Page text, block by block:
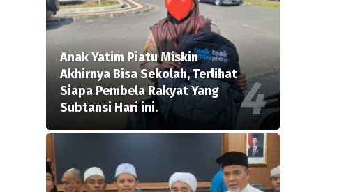
Anak Yatim Piatu Miskin
Akhirnya Bisa Sekolah, Terlihat
Siapa Pembela Rakyat Yang
Subtansi Hari ini.